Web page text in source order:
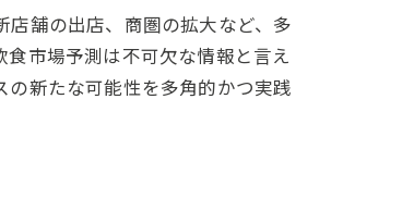
舗の出店、商圏の拡大など、多
市場予測は不可欠な情報と言え
新たな可能性を多角的かつ実践